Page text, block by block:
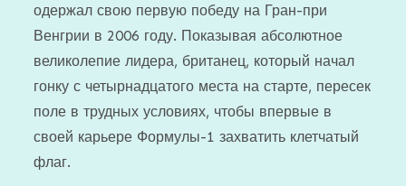
одержал свою первую победу на Гран-при
Венгрии в 2006 году. Показывая абсолютное
великолепие лидера, британец, который начал
гонку с четырнадцатого места на старте, пересек
поле в трудных условиях, чтобы впервые в
своей карьере Формулы-1 захватить клетчатый
флаг.